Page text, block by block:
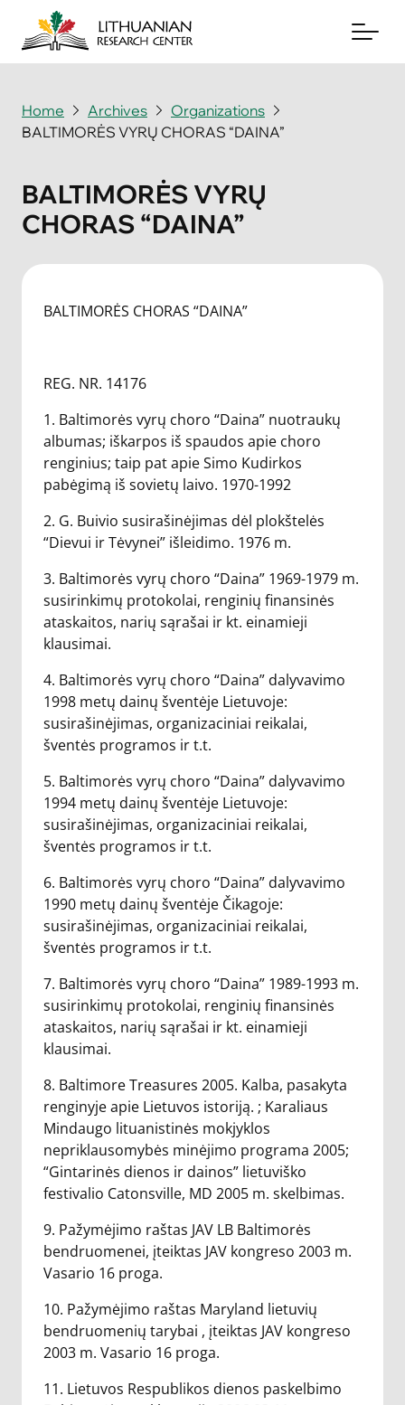
About
Periodicals
Books
News & Events
Contact Us
Home Archives
Organizations
BALTIMORĖS VYRŲ CHORAS “DAINA”
BALTIMORĖS VYRŲ
CHORAS “DAINA”
BALTIMORĖS CHORAS “DAINA”
REG. NR. 14176
1. Baltimorės vyrų choro “Daina” nuotraukų
albumas; iškarpos iš spaudos apie choro
renginius; taip pat apie Simo Kudirkos
pabėgimą iš sovietų laivo. 1970-1992
2. G. Buivio susirašinėjimas dėl plokštelės
“Dievui ir Tėvynei” išleidimo. 1976 m.
3. Baltimorės vyrų choro “Daina” 1969-1979 m.
susirinkimų protokolai, renginių finansinės
ataskaitos, narių sąrašai ir kt. einamieji
klausimai.
4. Baltimorės vyrų choro “Daina” dalyvavimo
1998 metų dainų šventėje Lietuvoje:
susirašinėjimas, organizaciniai reikalai,
šventės programos ir t.t.
5. Baltimorės vyrų choro “Daina” dalyvavimo
1994 metų dainų šventėje Lietuvoje:
susirašinėjimas, organizaciniai reikalai,
šventės programos ir t.t.
6. Baltimorės vyrų choro “Daina” dalyvavimo
1990 metų dainų šventėje Čikagoje:
susirašinėjimas, organizaciniai reikalai,
šventės programos ir t.t.
7. Baltimorės vyrų choro “Daina” 1989-1993 m.
susirinkimų protokolai, renginių finansinės
ataskaitos, narių sąrašai ir kt. einamieji
klausimai.
8. Baltimore Treasures 2005. Kalba, pasakyta
renginyje apie Lietuvos istoriją. ; Karaliaus
Mindaugo lituanistinės mokjyklos
nepriklausomybės minėjimo programa 2005;
“Gintarinės dienos ir dainos” lietuviško
festivalio Catonsville, MD 2005 m. skelbimas.
9. Pažymėjimo raštas JAV LB Baltimorės
bendruomenei, įteiktas JAV kongreso 2003 m.
Vasario 16 proga.
10. Pažymėjimo raštas Maryland lietuvių
bendruomenių tarybai , įteiktas JAV kongreso
2003 m. Vasario 16 proga.
11. Lietuvos Respublikos dienos paskelbimo